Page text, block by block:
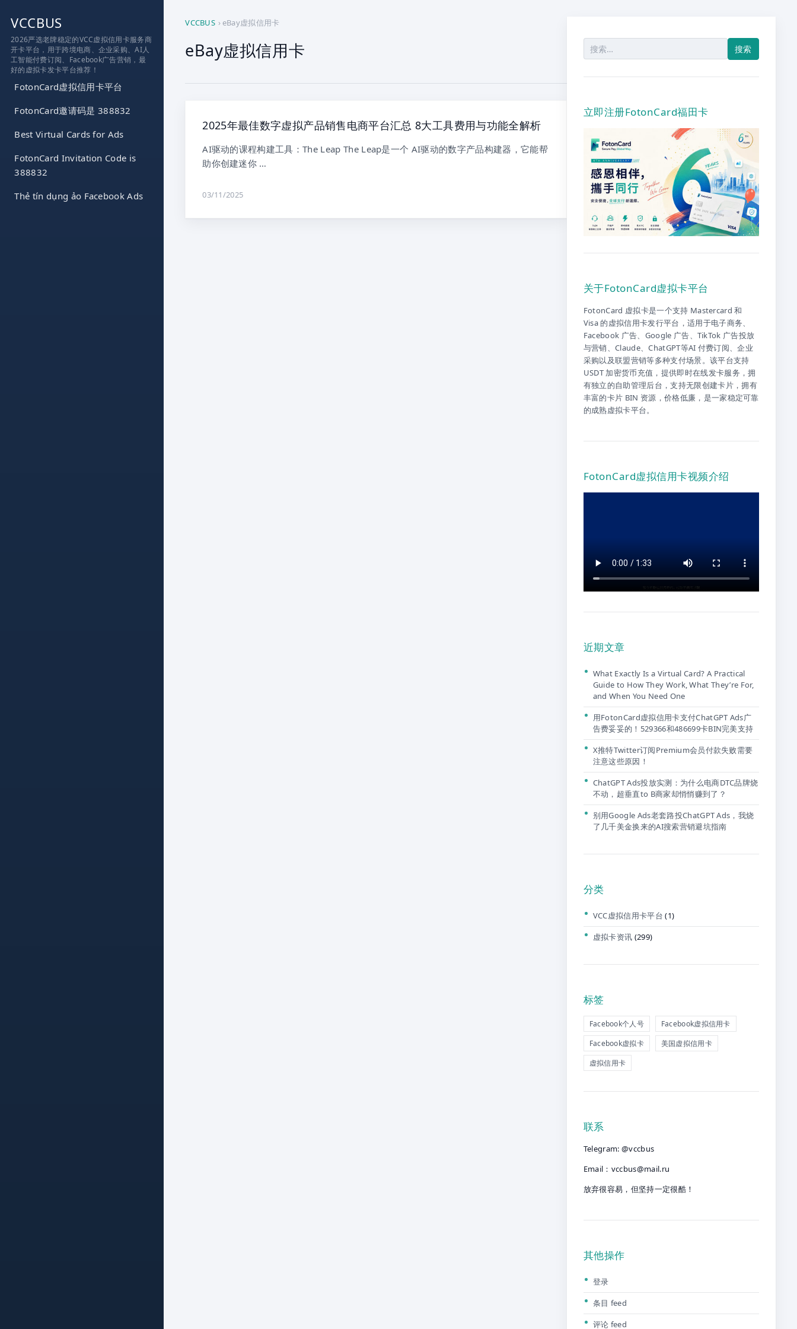
VCCBUS
2026严选老牌稳定的VCC虚拟信用卡服务商
开卡平台，用于跨境电商、企业采购、AI人
工智能付费订阅、Facebook广告营销，最
好的虚拟卡发卡平台推荐！
FotonCard虚拟信用卡平台
FotonCard邀请码是 388832
Best Virtual Cards for Ads
FotonCard Invitation Code is
388832
Thẻ tín dụng ảo Facebook Ads
VCCBUS › eBay虚拟信用卡
eBay虚拟信用卡
2025年最佳数字虚拟产品销售电商平台汇总 8大工具费用与功能全解析
AI驱动的课程构建工具：The Leap The Leap是一个 AI驱动的数字产品构建器，它能帮
助你创建迷你 …
03/11/2025
索：
立即注册FotonCard福田卡
关于FotonCard虚拟卡平台
FotonCard 虚拟卡是一个支持 Mastercard 和
Visa 的虚拟信用卡发行平台，适用于电子商务、
Facebook 广告、Google 广告、TikTok 广告投放
与营销、Claude、ChatGPT等AI 付费订阅、企业
采购以及联盟营销等多种支付场景。该平台支持
USDT 加密货币充值，提供即时在线发卡服务，拥
有独立的自助管理后台，支持无限创建卡片，拥有
丰富的卡片 BIN 资源，价格低廉，是一家稳定可靠
的成熟虚拟卡平台。
FotonCard虚拟信用卡视频介绍
近期文章
What Exactly Is a Virtual Card? A Practical
Guide to How They Work, What They’re For,
and When You Need One
用FotonCard虚拟信用卡支付ChatGPT Ads广
告费妥妥的！529366和486699卡BIN完美支持
X推特Twitter订阅Premium会员付款失败需要
注意这些原因！
ChatGPT Ads投放实测：为什么电商DTC品牌烧
不动，超垂直to B商家却悄悄赚到了？
别用Google Ads老套路投ChatGPT Ads，我烧
了几千美金换来的AI搜索营销避坑指南
分类
VCC虚拟信用卡平台 (1)
虚拟卡资讯 (299)
标签
Facebook个人号
Facebook虚拟信用卡
Facebook虚拟卡
美国虚拟信用卡
虚拟信用卡
联系
Telegram: @vccbus
Email： vccbus@mail.ru
放弃很容易，但坚持一定很酷！
其他操作
登录
条目 feed
评论 feed